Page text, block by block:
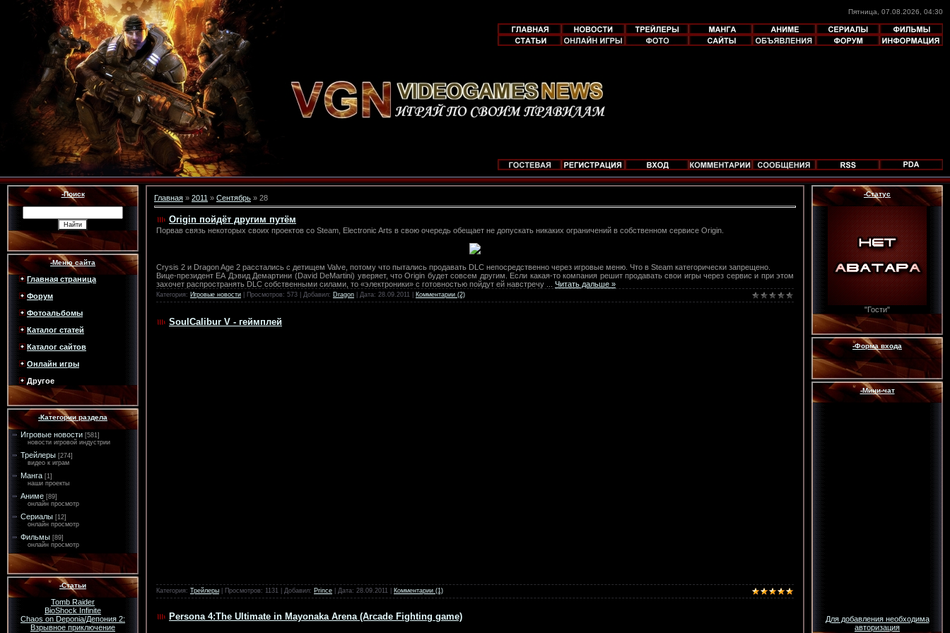
Пятница, 07.08.2026, 04:30
-Поиск
-Меню сайта
Главная страница
Форум
Фотоальбомы
Каталог статей
Каталог сайтов
Онлайн игры
Другое
-Категории раздела
Игровые новости [581]
новости игровой индустрии
Трейлеры [274]
видео к играм
Манга [1]
наши проекты
Аниме [89]
онлайн просмотр
Сериалы [12]
онлайн просмотр
Фильмы [89]
онлайн просмотр
-Статьи
Tomb Raider
BioShock Infinite
Chaos on Deponia/Депония 2:
Взрывное приключение
Главная » 2011 » Сентябрь » 28
Origin пойдёт другим путём
Порвав связь некоторых своих проектов со Steam, Electronic Arts в свою очередь обещает не допускать никаких ограничений в собственном сервисе Origin.
Crysis 2 и Dragon Age 2 расстались с детищем Valve, потому что пытались продавать DLC непосредственно через игровые меню. Что в Steam категорически запрещено.
Вице-президент ЕА Дэвид Демартини (David DeMartini) уверяет, что Origin будет совсем другим. Если какая-то компания решит продавать свои игры через сервис и при этом
захочет распространять DLC собственными силами, то «электроники» с готовностью пойдут ей навстречу
Читать дальше »
Категория: Игровые новости | Просмотров: 573 | Добавил: Dragon | Дата: 28.09.2011 Комментарии (2)
SoulCalibur V - геймплей
Категория: Трейлеры | Просмотров: 1131 | Добавил: Prince | Дата: 28.09.2011 Комментарии (1)
Persona 4:The Ultimate in Mayonaka Arena (Arcade Fighting game)
-Статус
"Гости"
-Форма входа
-Мини-чат
Для добавления необходима
авторизация